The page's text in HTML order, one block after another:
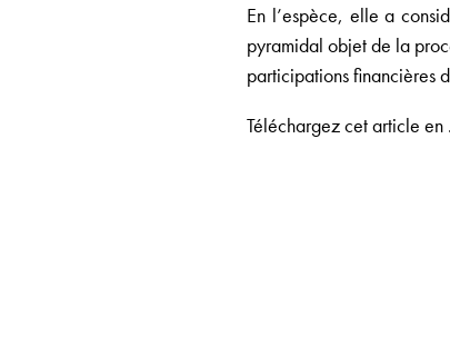
En l’espèce, elle a
pyramidal objet de la
participations financières
Téléchargez cet article en